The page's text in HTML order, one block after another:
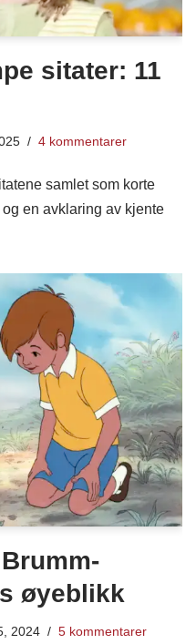
sitater: 11
4 kommentarer
samlet som korte
en avklaring av kjente
øyeblikk
2024 5 kommentarer